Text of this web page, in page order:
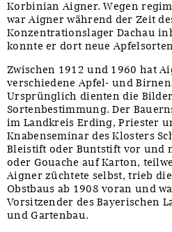
Korbinian Aigner. Wegen
war Aigner während der Zeit
Konzentrationslager Dachau
konnte er dort neue
Zwischen 1912 und 1960 hat
verschiedene Apfel- und
Ursprünglich dienten die
Sortenbestimmung. Der
im Landkreis Erding, Priester
Knabenseminar des Klosters
Bleistift oder Buntstift vor und
oder Gouache auf Karton,
Aigner züchtete selbst, trieb
Obstbaus ab 1908 voran und
Vorsitzender des Bayerischen
und Gartenbau.